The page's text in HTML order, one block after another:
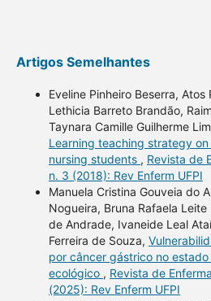
Artigos Semelhantes
Eveline Pinheiro Beserra, Atos
Lethicia Barreto Brandão,
Taynara Camille Guilherme
Learning teaching strategy
nursing students , Revista de
n. 3 (2018): Rev Enferm UFPI
Manuela Cristina Gouveia do
Nogueira, Bruna Rafaela Leite
de Andrade, Ivaneide Leal
Ferreira de Souza,
por câncer gástrico no
ecológico , Revista de
(2025): Rev Enferm UFPI